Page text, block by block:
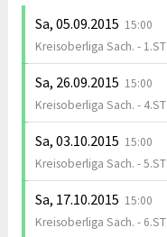
Sa, 05.09.2015 15:00
Kreisoberliga Sach. - 1.ST
Sa, 26.09.2015 15:00
Kreisoberliga Sach. - 4.ST
Sa, 03.10.2015 15:00
Kreisoberliga Sach. - 5.ST
Sa, 17.10.2015 15:00
Kreisoberliga Sach. - 6.ST